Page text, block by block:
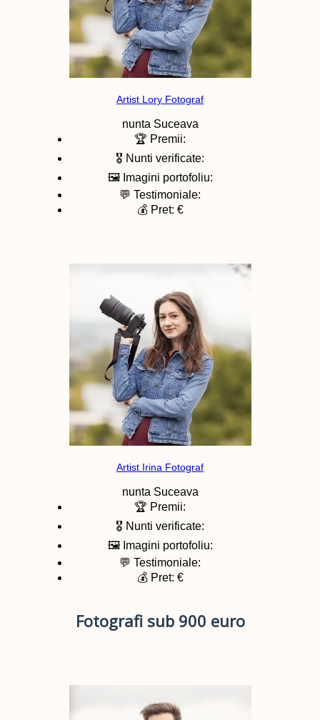
Artist Lory Fotograf
nunta Suceava
🏆 Premii:
🎖️ Nunti verificate:
🖼️ Imagini portofoliu:
💬 Testimoniale:
💰 Pret: €
Artist Irina Fotograf
nunta Suceava
🏆 Premii:
🎖️ Nunti verificate:
🖼️ Imagini portofoliu:
💬 Testimoniale:
💰 Pret: €
Fotografi sub 900 euro